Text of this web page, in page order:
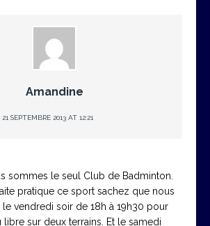
Amandine
21 SEPTEMBRE 2013 AT 12:21
sommes le seul Club de Badminton.
pratique ce sport sachez que nous
le vendredi soir de 18h à 19h30 pour
libre sur deux terrains. Et le samedi